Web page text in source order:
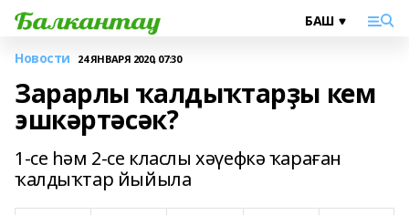
Новости 24 ЯНВАРЯ 2020, 07:30
Зарарлы ҡалдыҡтарҙы кем
эшкәртәсәк?
1-се һәм 2-се класлы хәүефкә ҡараған
ҡалдыҡтар йыйыла